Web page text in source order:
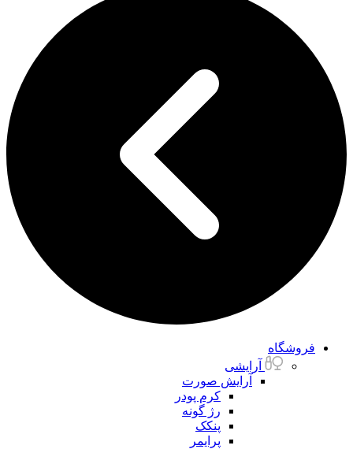
فروشگاه
آرایشی
آرایش صورت
کرم پودر
رژ گونه
پنکک
پرایمر